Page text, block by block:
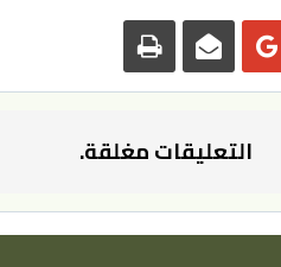
التعليقات مغلقة.